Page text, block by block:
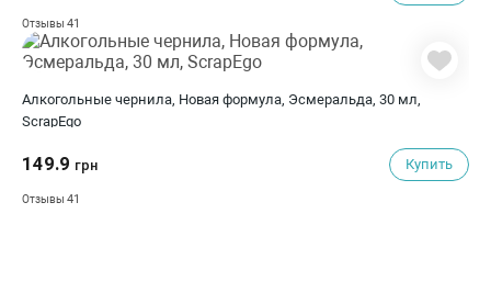
Отзывы 41
Алкогольные чернила, Новая формула, Эсмеральда, 30 мл,
ScrapEgo
149.9 грн Купить
Отзывы 41